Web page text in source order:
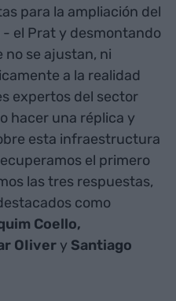
para la ampliación del
el Prat y desmontando
se ajustan, ni
a la realidad
expertos del sector
hacer una réplica y
esta infraestructura
el primero
las tres respuestas,
como
Coello,
OIiver y Santiago